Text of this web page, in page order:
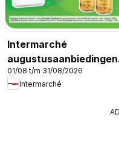
Intermarché
augustusaanbiedingen
met de Intermarché-
kaart
01/08 t/m 31/08/2026
Intermarché